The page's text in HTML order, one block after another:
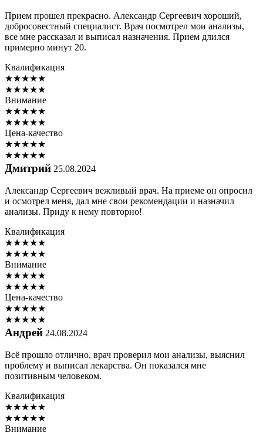
Прием прошел прекрасно. Александр Сергеевич хороший,
добросовестный специалист. Врач посмотрел мои анализы,
все мне рассказал и выписал назначения. Прием длился
примерно минут 20.
Квалификация
★★★★★
★★★★★
Внимание
★★★★★
★★★★★
Цена-качество
★★★★★
★★★★★
Дмитрий 25.08.2024
Александр Сергеевич вежливый врач. На приеме он опросил
и осмотрел меня, дал мне свои рекомендации и назначил
анализы. Приду к нему повторно!
Квалификация
★★★★★
★★★★★
Внимание
★★★★★
★★★★★
Цена-качество
★★★★★
★★★★★
Андрей 24.08.2024
Всё прошло отлично, врач проверил мои анализы, выяснил
проблему и выписал лекарства. Он показался мне
позитивным человеком.
Квалификация
★★★★★
★★★★★
Внимание